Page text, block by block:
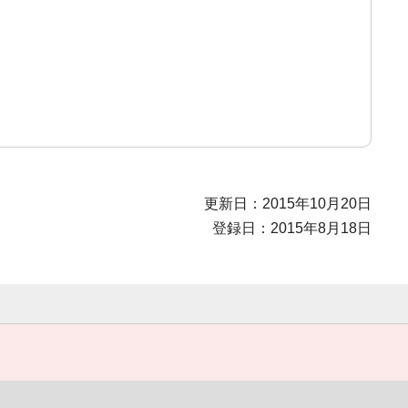
更新日：2015年10月20日
登録日：2015年8月18日